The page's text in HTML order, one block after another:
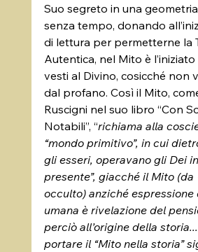
Suo segreto in una
senza tempo, donando
di lettura per permetterne la
Autentica, nel Mito è
vesti al Divino, cosicché non
dal profano. Così il Mito,
Ruscigni nel suo libro “Con
Notabili”, “richiama alla
“mondo primitivo”, in cui
gli esseri, operavano gli Dei
presente”, giacché il Mito (da
occulto) anziché espressione
umana è rivelazione del
perciò all’origine della
portare il “Mito nella storia”